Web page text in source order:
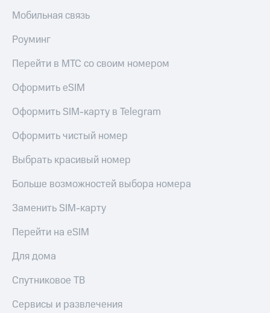
На главную
Мобильная связь
Роуминг
Перейти в МТС со своим номером
Оформить eSIM
Оформить SIM-карту в Telegram
Оформить чистый номер
Выбрать красивый номер
Больше возможностей выбора номера
Заменить SIM-карту
Перейти на eSIM
Для дома
Спутниковое ТВ
Сервисы и развлечения